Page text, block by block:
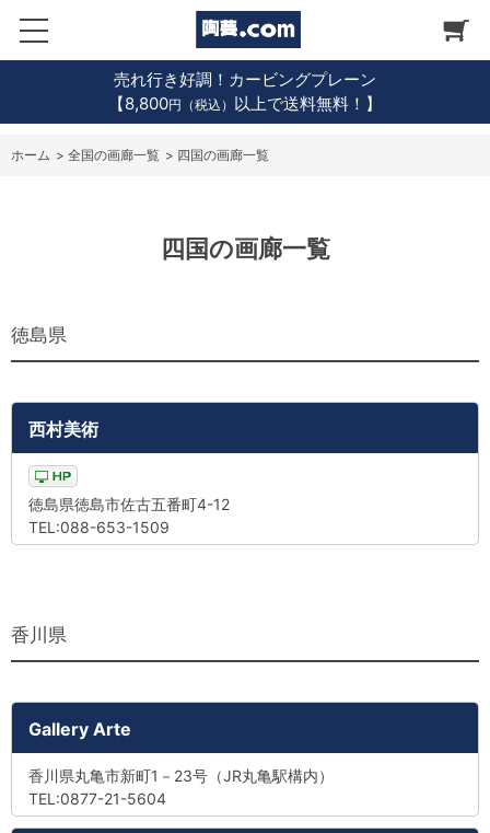
売れ行き好調！カービングプレーン
【8,800円（税込） 以上で送料無料！】
ホーム > 全国の画廊一覧 > 四国の画廊一覧
四国の画廊一覧
徳島県
西村美術
徳島県徳島市佐古五番町4-12
TEL:088-653-1509
香川県
Gallery Arte
香川県丸亀市新町1－23号（JR丸亀駅構内）
TEL:0877-21-5604